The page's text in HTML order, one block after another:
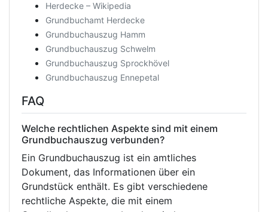
Herdecke – Wikipedia
Grundbuchamt Herdecke
Grundbuchauszug Hamm
Grundbuchauszug Schwelm
Grundbuchauszug Sprockhövel
Grundbuchauszug Ennepetal
FAQ
Welche rechtlichen Aspekte sind mit einem
Grundbuchauszug verbunden?
Ein Grundbuchauszug ist ein amtliches
Dokument, das Informationen über ein
Grundstück enthält. Es gibt verschiedene
rechtliche Aspekte, die mit einem